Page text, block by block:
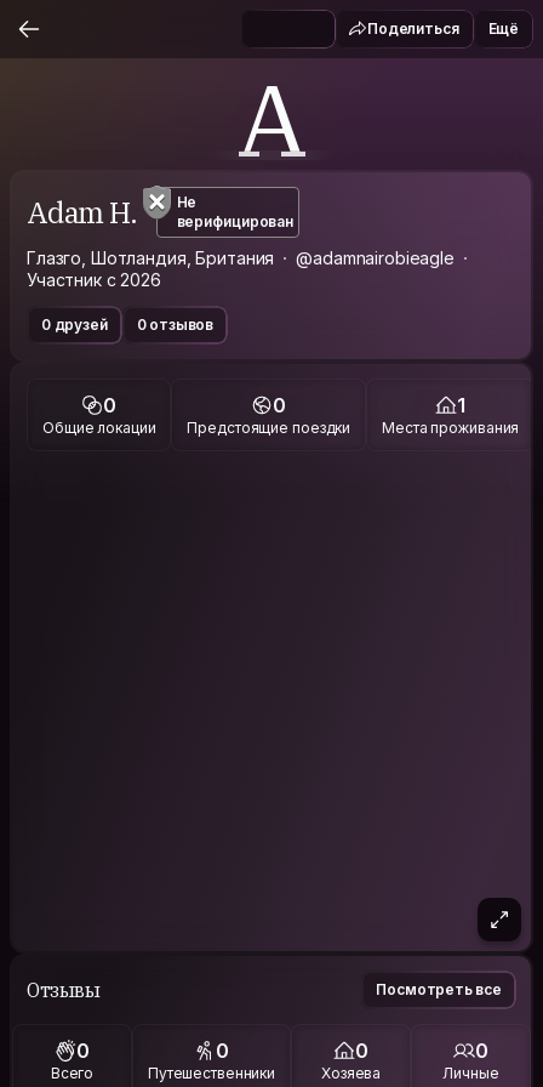
Поделиться Ещё
A
Adam H.
Не
верифицирован
Глазго, Шотландия, Британия
@adamnairobieagle
Участник с 2026
0 друзей 0 отзывов
0
Общие локации
0
Предстоящие поездки
1
Места проживания
Отзывы Посмотреть все
0
Всего
0
Путешественники
0
Хозяева
0
Личные